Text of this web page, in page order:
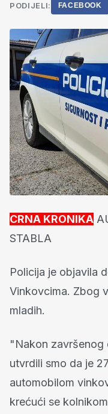
PODIJELI: FACEBOOK
CRNA KRONIKA
STABLA
Policija je objavila
Vinkovcima. Zbog
mladih.
"Nakon završenog
utvrdili smo da je
automobilom
krećući se